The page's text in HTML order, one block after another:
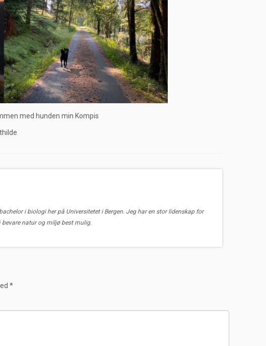
med hunden min Kompis
i biologi her på Universitetet i Bergen. Jeg har en stor lidenskap for
natur og miljø best mulig.
*